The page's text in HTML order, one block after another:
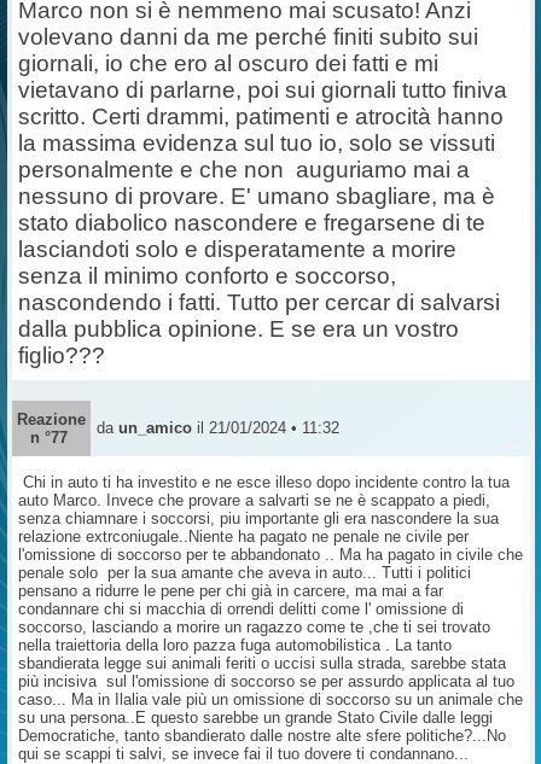
Marco non si è nemmeno mai scusato! Anzi
volevano danni da me perché finiti subito sui
giornali, io che ero al oscuro dei fatti e mi
vietavano di parlarne, poi sui giornali tutto finiva
scritto. Certi drammi, patimenti e atrocità hanno
la massima evidenza sul tuo io, solo se vissuti
personalmente e che non auguriamo mai a
nessuno di provare. E' umano sbagliare, ma è
stato diabolico nascondere e fregarsene di te
lasciandoti solo e disperatamente a morire
senza il minimo conforto e soccorso,
nascondendo i fatti. Tutto per cercar di salvarsi
dalla pubblica opinione. E se era un vostro
figlio???
Reazione
n °77
da un_amicoil 21/01/2024 • 11:32
Chi in auto ti ha investito e ne esce illeso dopo incidente contro la tua
auto Marco. Invece che provare a salvarti se ne è scappato a piedi,
senza chiamnare i soccorsi, piu importante gli era nascondere la sua
relazione extrconiugale..Niente ha pagato ne penale ne civile per
l'omissione di soccorso per te abbandonato .. Ma ha pagato in civile che
penale solo per la sua amante che aveva in auto... Tutti i politici
pensano a ridurre le pene per chi già in carcere, ma mai a far
condannare chi si macchia di orrendi delitti come l' omissione di
soccorso, lasciando a morire un ragazzo come te ,che ti sei trovato
nella traiettoria della loro pazza fuga automobilistica . La tanto
sbandierata legge sui animali feriti o uccisi sulla strada, sarebbe stata
più incisiva sul l'omissione di soccorso se per assurdo applicata al tuo
caso... Ma in Ilalia vale più un omissione di soccorso su un animale che
su una persona..E questo sarebbe un grande Stato Civile dalle leggi
Democratiche, tanto sbandierato dalle nostre alte sfere politiche?...No
qui se scappi ti salvi, se invece fai il tuo dovere ti condannano...